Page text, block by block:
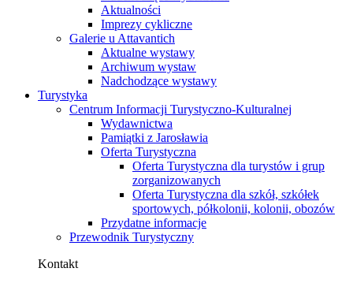
Aktualności
Imprezy cykliczne
Galerie u Attavantich
Aktualne wystawy
Archiwum wystaw
Nadchodzące wystawy
Turystyka
Centrum Informacji Turystyczno-Kulturalnej
Wydawnictwa
Pamiątki z Jarosławia
Oferta Turystyczna
Oferta Turystyczna dla turystów i grup
zorganizowanych
Oferta Turystyczna dla szkół, szkółek
sportowych, półkolonii, kolonii, obozów
Przydatne informacje
Przewodnik Turystyczny
Kontakt